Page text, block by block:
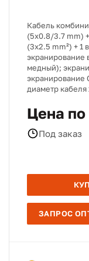
Кабель
(5x0.8/3.7 mm)
(3x2.5 mm²) + 1
экранирование
медный);
экранирование
диаметр
Цена по
Под заказ
ЗАПРОС